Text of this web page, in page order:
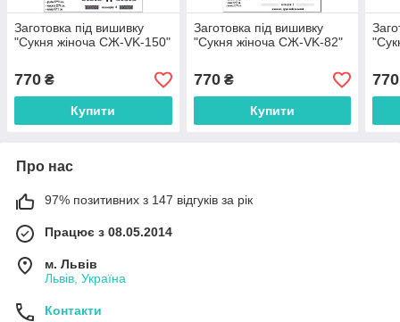
Заготовка під вишивку
"Сукня жіноча СЖ-VK-150"
770 ₴
Купити
Заготовка під вишивку
"Сукня жіноча СЖ-VK-82"
770₴
Купити
770
Про нас
97% позитивних з 147 відгуків за рік
Працює з 08.05.2014
м. Львів
Львів, Україна
Контакти